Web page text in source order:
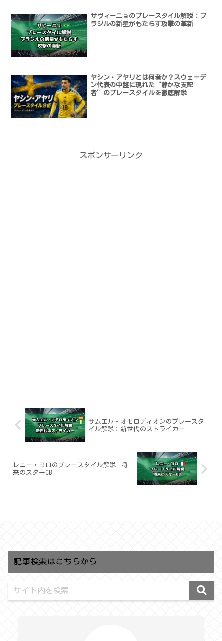
サヴィーニョのプレースタイル解説：ブ
ラジルの新星がもたらす攻撃の革新
ヤシン・アヤリとは何者か？スウェーデ
ン代表の中盤に現れた“静かな支配
者”のプレースタイルを徹底解説
スポンサーリンク
サムエル・オモロディオンのプレースタ
イル解説：新世代のストライカー
レニー・ヨロのプレースタイル解説: 将
来のスターCB
記事検索はこちらから